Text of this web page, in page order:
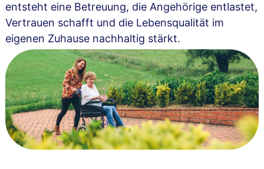
entsteht eine Betreuung, die Angehörige entlastet,
Vertrauen schafft und die Lebensqualität im
eigenen Zuhause nachhaltig stärkt.